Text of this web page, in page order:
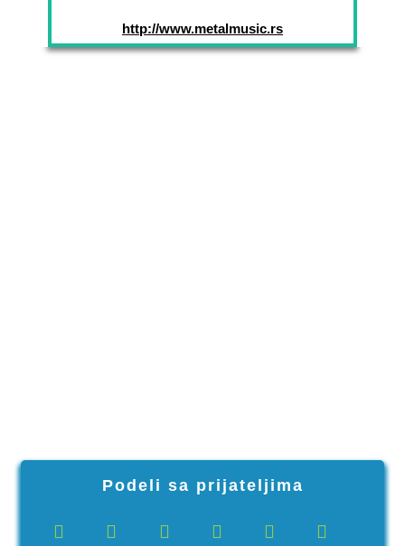
http://www.metalmusic.rs
Podeli sa prijateljima